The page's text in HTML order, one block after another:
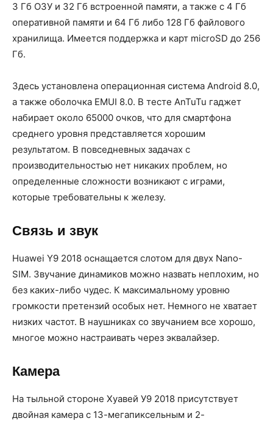
3 Гб ОЗУ и 32 Гб встроенной памяти, а также с 4 Гб
оперативной памяти и 64 Гб либо 128 Гб файлового
хранилища. Имеется поддержка и карт microSD до 256
Гб.
Здесь установлена операционная система Android 8.0,
а также оболочка EMUI 8.0. В тесте AnTuTu гаджет
набирает около 65000 очков, что для смартфона
среднего уровня представляется хорошим
результатом. В повседневных задачах с
производительностью нет никаких проблем, но
определенные сложности возникают с играми,
которые требовательны к железу.
Связь и звук
Huawei Y9 2018 оснащается слотом для двух Nano-
SIM. Звучание динамиков можно назвать неплохим, но
без каких-либо чудес. К максимальному уровню
громкости претензий особых нет. Немного не хватает
низких частот. В наушниках со звучанием все хорошо,
многое можно настраивать через эквалайзер.
Камера
На тыльной стороне Хуавей У9 2018 присутствует
двойная камера с 13-мегапиксельным и 2-